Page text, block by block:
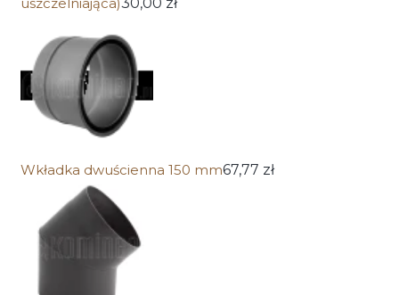
Wkładka dwuścienna 150 mm67,77 zł